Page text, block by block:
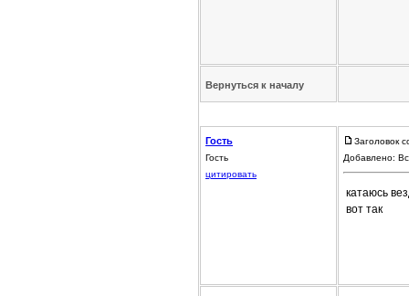
Вернуться к началу
Гость
Гость
цитировать
Заголовок
Добавлено:
катаюсь
вот так